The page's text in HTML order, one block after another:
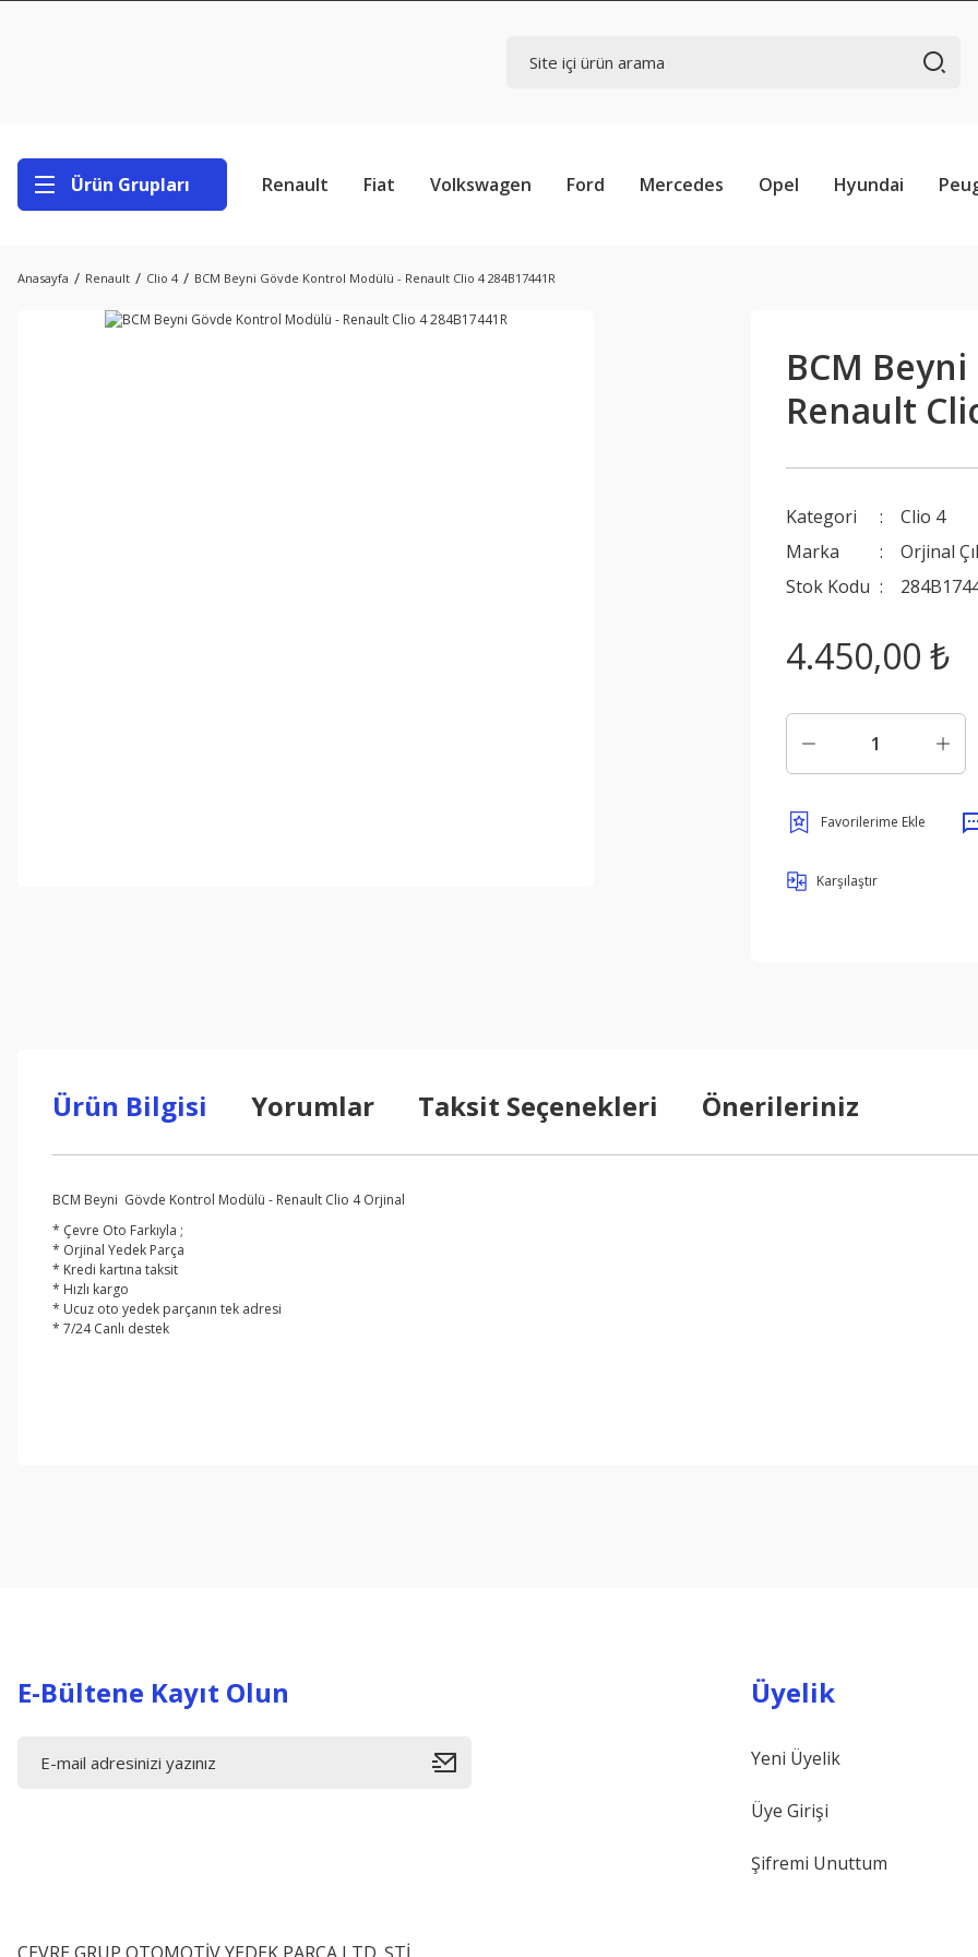
Ürün Grupları Renault Fiat Volkswagen Ford Mercedes Opel Hyundai
Anasayfa Renault Clio 4 BCM Beyni Gövde Kontrol Modülü - Renault Clio 4 284B17441R
BCM
Renault
Kategori
Clio 4
Marka
Orjinal
Stok Kodu
4.450,00 ₺
Karşılaştır
Ürün Bilgisi Yorumlar Taksit Seçenekleri Önerileriniz
BCM Beyni Gövde Kontrol Modülü - Renault Clio 4 Orjinal
* Çevre Oto Farkıyla ;
* Orjinal Yedek Parça
* Kredi kartına taksit
* Hızlı kargo
* Ucuz oto yedek parçanın tek adresi
* 7/24 Canlı destek
E-Bültene Kayıt Olun Üyelik
Yeni Üyelik
Üye Girişi
Şifremi Unuttum